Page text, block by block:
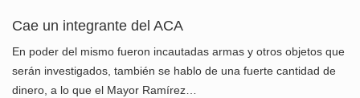
Cae un integrante del ACA
En poder del mismo fueron incautadas armas y otros objetos que
serán investigados, también se hablo de una fuerte cantidad de
dinero, a lo que el Mayor Ramírez…